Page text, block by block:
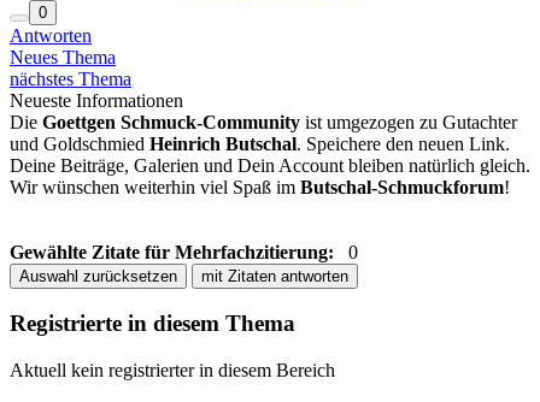
0
Antworten
Neues Thema
nächstes Thema
Neueste Informationen
Die Goettgen Schmuck-Community ist umgezogen zu Gutachter
und Goldschmied Heinrich Butschal. Speichere den neuen Link.
Deine Beiträge, Galerien und Dein Account bleiben natürlich gleich.
Wir wünschen weiterhin viel Spaß im Butschal-Schmuckforum!
Gewählte Zitate für Mehrfachzitierung: 0
Auswahl zurücksetzen mit Zitaten antworten
Registrierte in diesem Thema
Aktuell kein registrierter in diesem Bereich